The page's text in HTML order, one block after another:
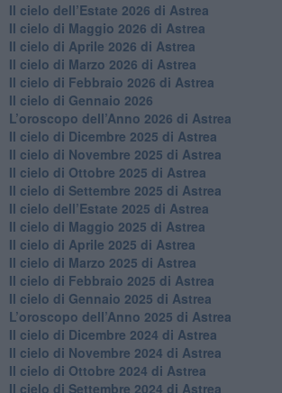
​Il cielo dell’Estate 2026 di Astrea
​Il cielo di Maggio 2026 di Astrea
​Il cielo di Aprile 2026 di Astrea
​Il cielo di Marzo 2026 di Astrea
​Il cielo di Febbraio 2026 di Astrea
Il cielo di Gennaio 2026
​L’oroscopo dell’Anno 2026 di Astrea
​Il cielo di Dicembre 2025 di Astrea
​Il cielo di Novembre 2025 di Astrea
​Il cielo di Ottobre 2025 di Astrea
Il cielo di Settembre 2025 di Astrea
Il cielo dell’Estate 2025 di Astrea
​Il cielo di Maggio 2025 di Astrea
​Il cielo di Aprile 2025 di Astrea
Il cielo di Marzo 2025 di Astrea
​Il cielo di Febbraio 2025 di Astrea
Il cielo di Gennaio 2025 di Astrea
​L’oroscopo dell’Anno 2025 di Astrea
​Il cielo di Dicembre 2024 di Astrea
Il cielo di Novembre 2024 di Astrea
​Il cielo di Ottobre 2024 di Astrea
​Il cielo di Settembre 2024 di Astrea